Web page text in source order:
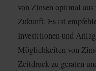
von Zinsen optimal
Zukunft. Es ist
Investitionen und
Möglichkeiten von
Zeitdruck zu geraten